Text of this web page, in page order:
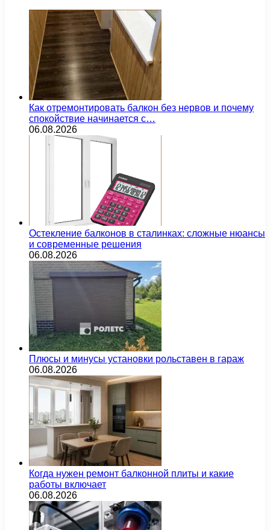
Как отремонтировать балкон без нервов и почему
спокойствие начинается с…
06.08.2026
Остекление балконов в сталинках: сложные нюансы
и современные решения
06.08.2026
Плюсы и минусы установки рольставен в гараж
06.08.2026
Когда нужен ремонт балконной плиты и какие
работы включает
06.08.2026